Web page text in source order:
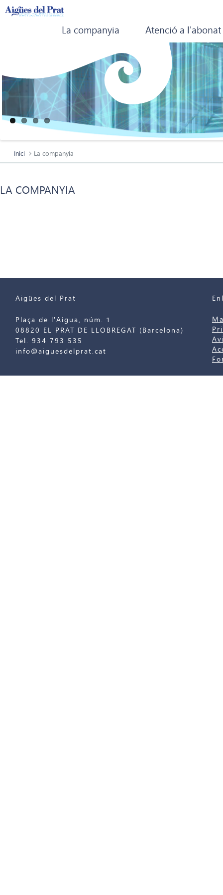
La companyia Atenció a l'abonat
Inici La companyia
LA COMPANYIA
Aigües del Prat
Plaça de l'Aigua, núm. 1
08820 EL PRAT DE LLOBREGAT (Barcelona)
Tel. 934 793 535
info@aiguesdelprat.cat